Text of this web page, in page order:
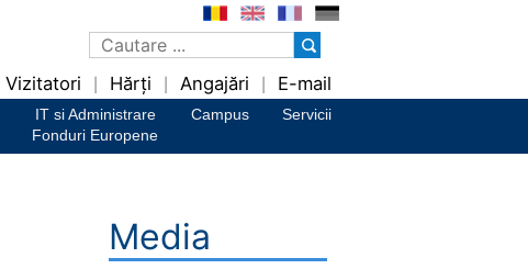
Vizitatori Hărți Angajări E-mail
IT si Administrare
Fonduri Europene
Campus Servicii
Media